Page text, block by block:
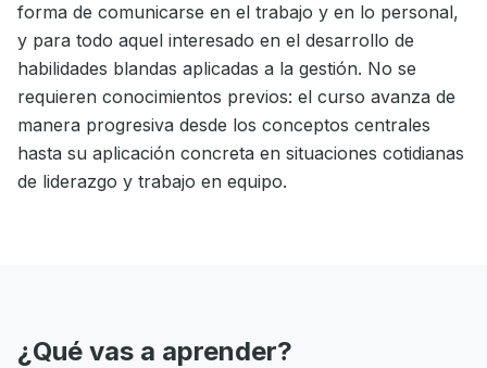
forma de comunicarse en el trabajo y en lo personal,
y para todo aquel interesado en el desarrollo de
habilidades blandas aplicadas a la gestión. No se
requieren conocimientos previos: el curso avanza de
manera progresiva desde los conceptos centrales
hasta su aplicación concreta en situaciones cotidianas
de liderazgo y trabajo en equipo.
¿Qué vas a aprender?